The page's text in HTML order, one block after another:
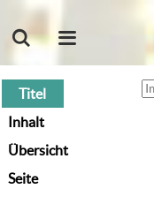
Titel
Inhalt
Übersicht
Seite